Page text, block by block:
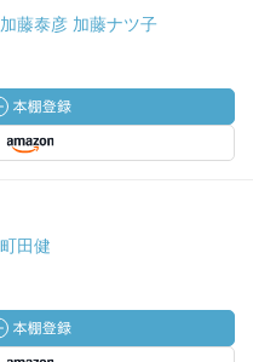
藤泰彦 加藤ナツ子
田健